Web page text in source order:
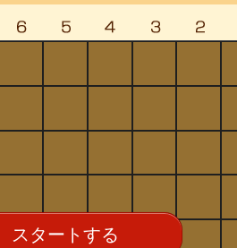
スタートする